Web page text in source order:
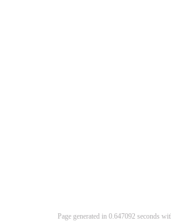
Page generated in 0.647092 seconds